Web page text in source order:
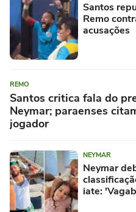
Santos
Remo
acusações
REMO
Santos critica fala do
Neymar; paraenses
jogador
NEYMAR
Neymar
iate: